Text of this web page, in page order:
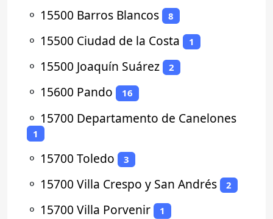
⚬ 15500 Barros Blancos 8
⚬ 15500 Ciudad de la Costa 1
⚬ 15500 Joaquín Suárez 2
⚬ 15600 Pando 16
⚬ 15700 Departamento de Canelones
1
⚬ 15700 Toledo 3
⚬ 15700 Villa Crespo y San Andrés 2
⚬ 15700 Villa Porvenir 1